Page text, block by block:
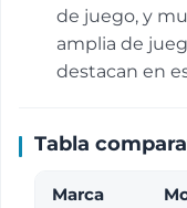
de juego, y
amplia de
destacan en
Tabla
Marca